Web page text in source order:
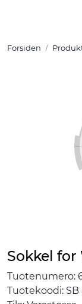
Forsiden
Sokkel for
Tuotenumero:
Tuotekoodi: SB
Tuotteet